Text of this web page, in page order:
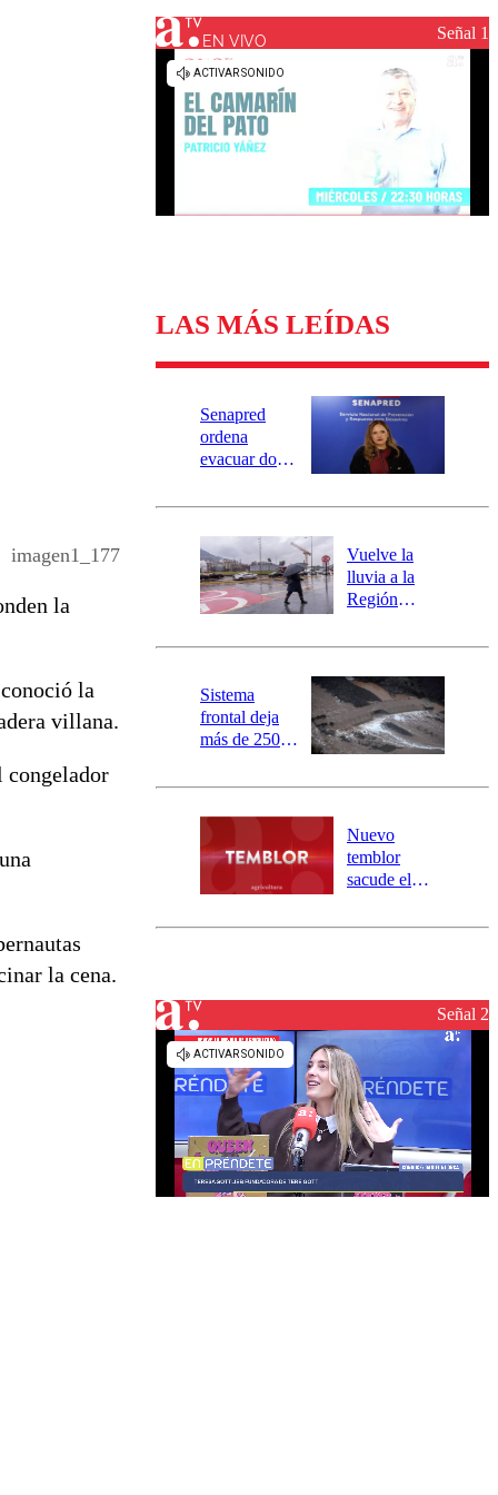
Universidad de Chile
Sustentabilidad
imagen1_177
la
la
villana.
congelador
la cena.
EN VIVO Señal 1
LAS MÁS LEÍDAS
Senapred
ordena
evacuar dos
Carahue por
río Damas:
activa
mensajería
SAE
Vuelve la
lluvia a la
Región
este es el
la DMC para
este viernes
Sistema
frontal deja
más de 250
y 317
aisladas entre
Valparaíso y
Los Ríos
Nuevo
temblor
sacude el
revisa la
Señal 2